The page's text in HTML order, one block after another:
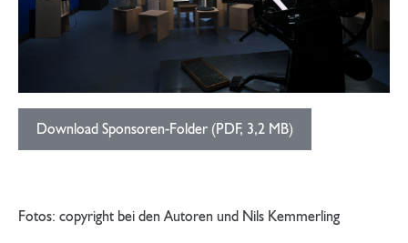
Download Sponsoren-Folder (PDF, 3,2 MB)
Fotos: copyright bei den Autoren und Nils Kemmerling